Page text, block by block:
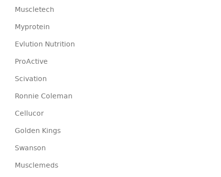
Muscletech
Myprotein
Evlution Nutrition
ProActive
Scivation
Ronnie Coleman
Cellucor
Golden Kings
Swanson
Musclemeds